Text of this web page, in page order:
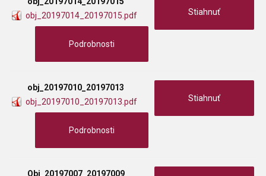
obj_20197014_20197015.pdf
Stiahnuť
Podrobnosti
obj_20197010_20197013
obj_20197010_20197013.pdf
Stiahnuť
Podrobnosti
Obj_20197007_20197009